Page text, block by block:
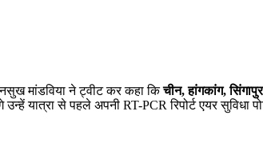
मांडविया ने ट्वीट कर कहा किचीन, हांगकांग,
यात्रा से पहले अपनी RT-PCR रिपोर्ट एयर सुविधा